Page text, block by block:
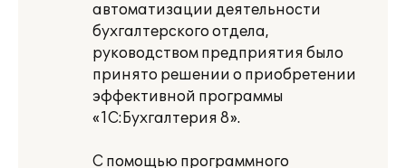
автоматизации деятельности
бухгалтерского отдела,
руководством предприятия было
принято решении о приобретении
эффективной программы
«1С:Бухгалтерия 8».
С помощью программного